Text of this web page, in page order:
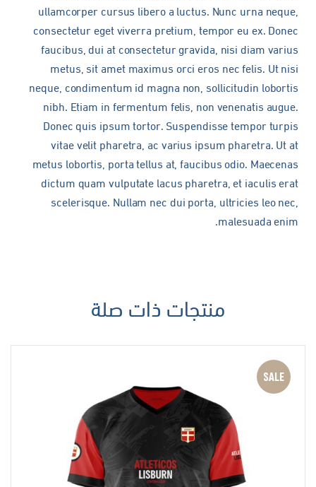
ullamcorper cursus libero a luctus. Nunc urna neque,
consectetur eget viverra pretium, tempor eu ex. Donec
faucibus, dui at consectetur gravida, nisi diam varius
metus, sit amet maximus orci eros nec felis. Ut nisi
neque, condimentum id magna non, sollicitudin lobortis
nibh. Etiam in fermentum felis, non venenatis augue.
Donec quis ipsum tortor. Suspendisse tempor turpis
vitae velit pharetra, ac varius ipsum pharetra. Ut at
metus lobortis, porta tellus at, faucibus odio. Maecenas
dictum quam vulputate lacus pharetra, et iaculis erat
scelerisque. Nullam nec dui porta, ultricies leo nec,
malesuada enim.
منتجات ذات صلة
SALE